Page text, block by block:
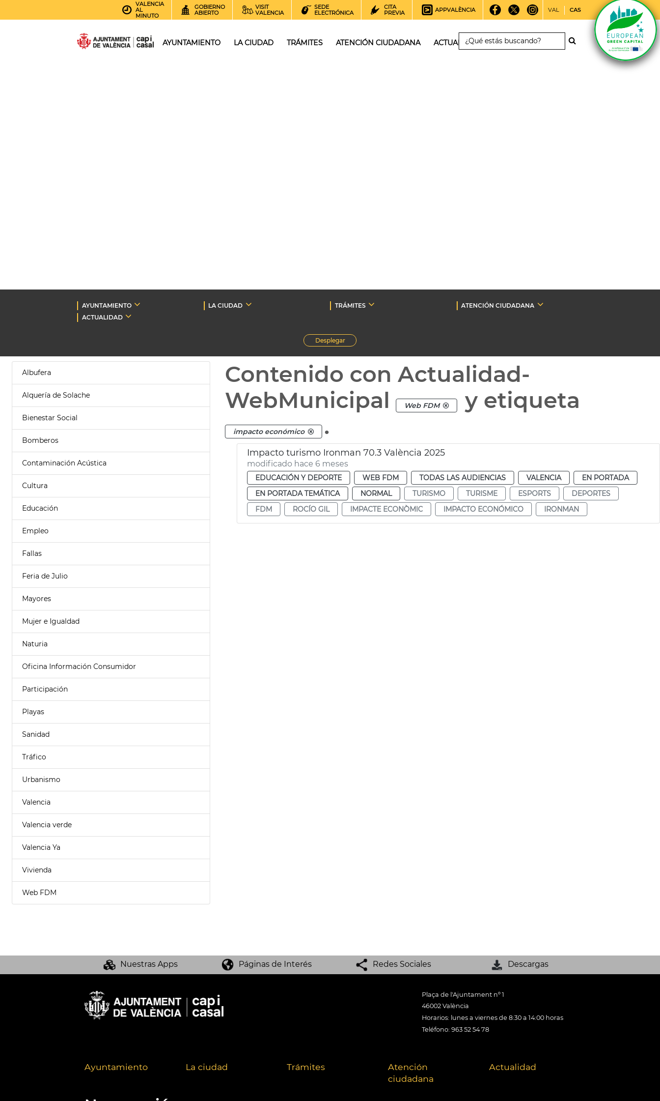
VALENCIA
AL
MINUTO
GOBIERNO
ABIERTO
VISIT
VALENCIA
SEDE
ELECTRÓNICA
CITA
PREVIA
APPVALÈNCIA VAL CAS
AYUNTAMIENTO LA CIUDAD TRÁMITES ATENCIÓN CIUDADANA ACTUALIDAD
AYUNTAMIENTO LA CIUDAD TRÁMITES
ATENCIÓN CIUDADANA
ACTUALIDAD
Desplegar
Albufera
Alquería de Solache
Bienestar Social
Bomberos
Contaminación Acústica
Cultura
Educación
Empleo
Fallas
Feria de Julio
Mayores
Mujer e Igualdad
Naturia
Oficina Información Consumidor
Participación
Playas
Sanidad
Tráfico
Urbanismo
Valencia
Valencia verde
Valencia Ya
Vivienda
Web FDM
Contenido con Actualidad-
WebMunicipal
Web FDM y etiqueta
impacto económico .
Impacto turismo Ironman 70.3 València 2025
modificado hace 6 meses
EDUCACIÓN Y DEPORTE WEB FDM TODAS LAS AUDIENCIAS VALENCIA
EN PORTADA
EN PORTADA TEMÁTICA
NORMAL TURISMO TURISME ESPORTS
DEPORTES
FDM
ROCÍO GIL IMPACTE ECONÒMIC IMPACTO ECONÓMICO IRONMAN
Nuestras Apps Páginas de Interés Redes Sociales Descargas
Plaça de l'Ajuntament nº 1
46002 València
Horarios: lunes a viernes de 8:30 a 14:00 horas
Teléfono: 963 52 54 78
Ayuntamiento La ciudad Trámites
Atención
ciudadana
Actualidad